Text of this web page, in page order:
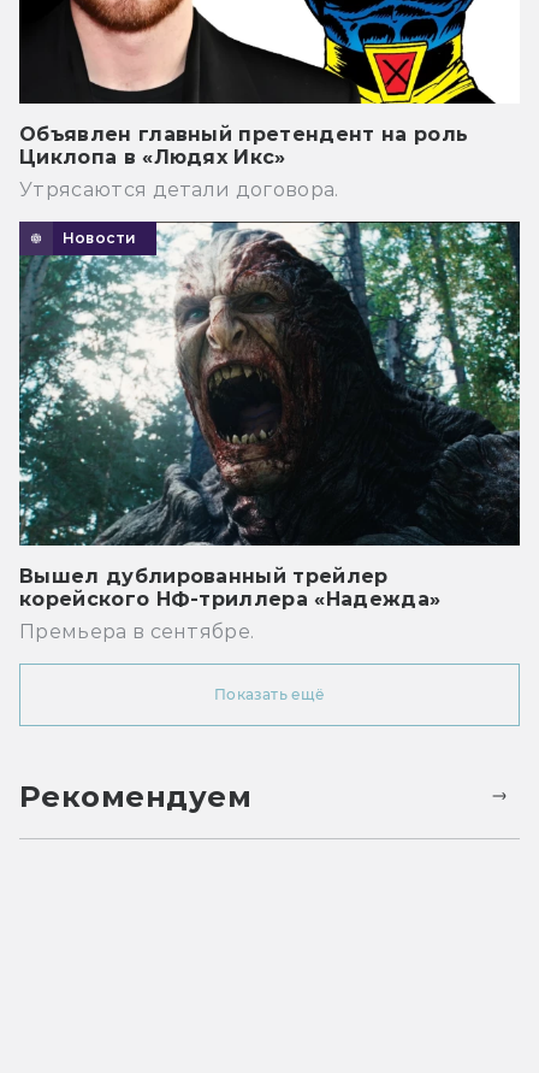
Объявлен главный претендент на роль
Циклопа в «Людях Икс»
Утрясаются детали договора.
Новости
Вышел дублированный трейлер
корейского НФ-триллера «Надежда»
Премьера в сентябре.
Показать ещё
Рекомендуем